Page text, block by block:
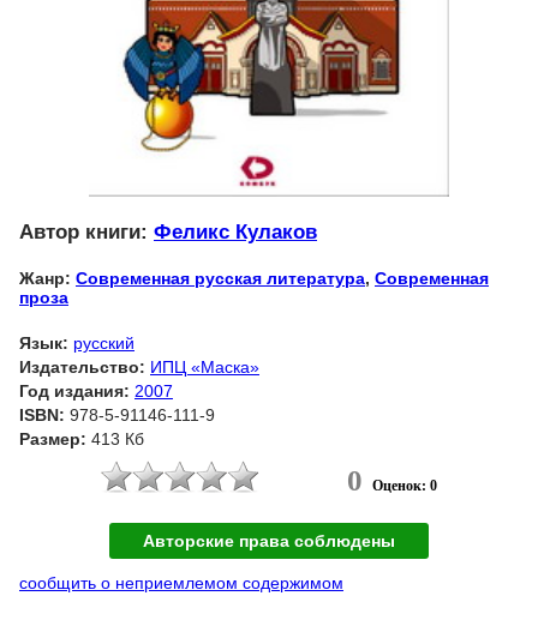
Автор книги: Феликс Кулаков
Жанр: Современная русская литература, Современная
проза
Язык: русский
Издательство: ИПЦ «Маска»
Год издания: 2007
ISBN: 978-5-91146-111-9
Размер: 413 Кб
0 Оценок: 0
Авторские права соблюдены
сообщить о неприемлемом содержимом